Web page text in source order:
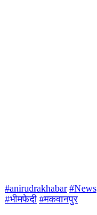
#anirudrakhabar #News
#भीमफेदी #मकवानपुर